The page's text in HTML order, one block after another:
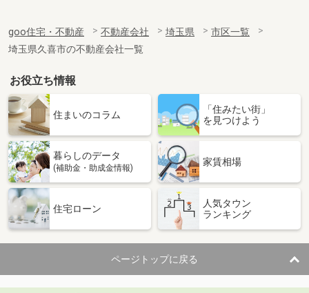
goo住宅・不動産 不動産会社 埼玉県
市区一覧
埼玉県久喜市の不動産会社一覧
お役立ち情報
住まいのコラム
「住みたい街」
を見つけよう
暮らしのデータ
(補助金・助成金情報)
家賃相場
住宅ローン
人気タウン
ランキング
ページトップに戻る